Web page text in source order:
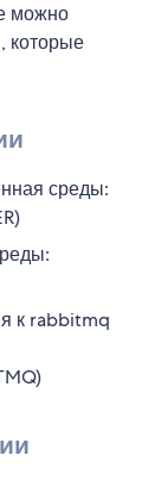
можно
которые
среды:
к rabbitmq